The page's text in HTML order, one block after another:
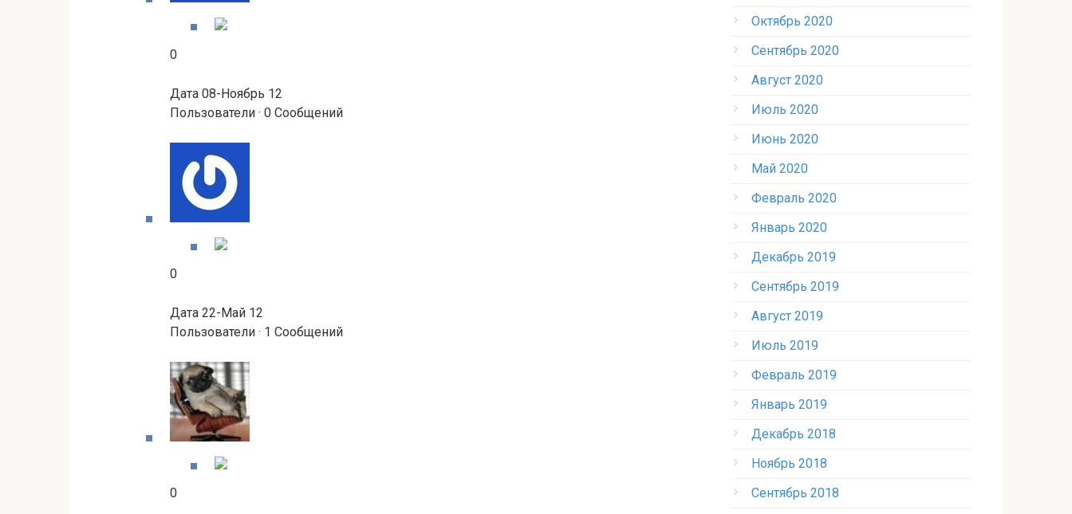
0
Дата 08-Ноябрь 12
Пользователи · 0 Сообщений
0
Дата 22-Май 12
Пользователи · 1 Сообщений
0
Октябрь 2020
Сентябрь 2020
Август 2020
Июль 2020
Июнь 2020
Май 2020
Февраль 2020
Январь 2020
Декабрь 2019
Сентябрь 2019
Август 2019
Июль 2019
Февраль 2019
Январь 2019
Декабрь 2018
Ноябрь 2018
Сентябрь 2018